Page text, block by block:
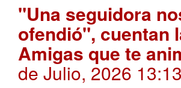
"Una seguidora
ofendió", cuentan
Amigas que te
de Julio, 2026 13:13